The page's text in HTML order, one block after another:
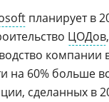
планирует в
ЦОДов
компании
на 60% больше
сделанных в